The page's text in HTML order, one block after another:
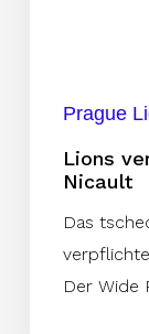
Prague
Lions
Nicault
Das
Der Wide